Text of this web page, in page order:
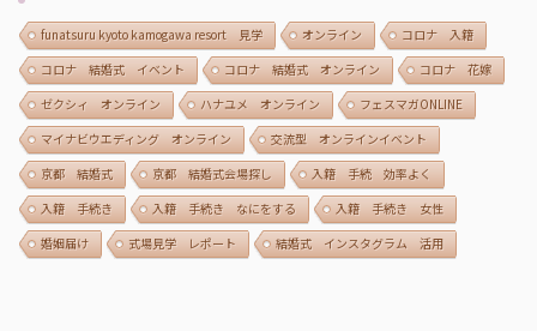
funatsuru kyoto kamogawa resort 見学 オンライン
コロナ 入籍
コロナ 結婚式 イベント
コロナ 結婚式 オンライン
コロナ 花嫁
ゼクシィ オンライン
ハナユメ オンライン
フェスマガONLINE
マイナビウエディング オンライン
交流型 オンラインイベント
京都 結婚式
京都 結婚式会場探し
入籍 手続 効率よく
入籍 手続き
入籍 手続き なにをする
入籍 手続き 女性
婚姻届け
式場見学 レポート 結婚式 インスタグラム 活用